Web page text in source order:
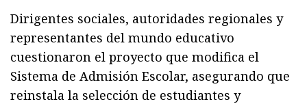
Dirigentes sociales, autoridades regionales y
representantes del mundo educativo
cuestionaron el proyecto que modifica el
Sistema de Admisión Escolar, asegurando que
reinstala la selección de estudiantes y